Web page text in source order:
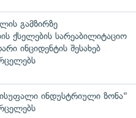
გამზირზე
ქსელების სარეაბილიტაციო
ინციდენტის შესახებ
ინდუსტრიული ზონა"